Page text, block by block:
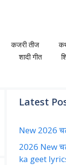
कजरी तीज
शादी गीत
Latest
New 2026
2026 New
ka geet